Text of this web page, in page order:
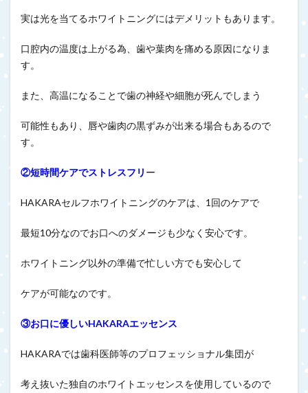
実は光を当てるホワイトニングにはデメリットもあります。
口腔内の温度は上がる為、歯や葉肉を痛める原因になりま
す。
また、高温になることで歯の神経や細胞が死んでしまう
可能性もあり、唇や歯肉の黒ずみが出来る場合もあるので
す。
②短時間ケアでストレスフリ ー
HAKARAセルフホワイトニングのケアは、1回のケアで
最短10分なのでお口へのダメージも少なく安心です。
ホワイトニング以外の準備で忙しい方でも安心して
ケアが可能なのです。
③お口に優しいHAKARAエッセンス
HAKARAでは歯科医師等のプロフェッショナル集団が
考え抜いた独自のホワイトエッセンスを使用しているので